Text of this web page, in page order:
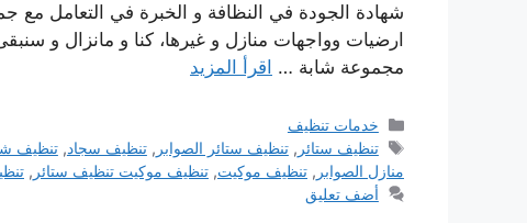
شهادة الجودة في النظافة و الخبرة في التعامل
ارضيات وواجهات منازل و غيرها، كنا و مانزال و
مجموعة شابة … اقرأ المزيد
التصنيفات
خدمات تنظيف
الوسوم
تنظيف ستائر ,تنظيف ستائر الصوابر ,تنظيف سجاد,تنظيف
منازل الصوابر , تنظيف موكيت, تنظيف موكيت تنظيف ستائر ,
أضف تعليق